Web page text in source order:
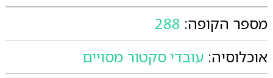
מספר הקופה: 288
אוכלוסיה: עובדי סקטור מסויים